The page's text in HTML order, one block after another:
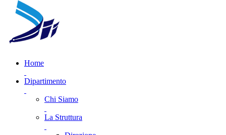
Home
Dipartimento
Chi Siamo
La Struttura